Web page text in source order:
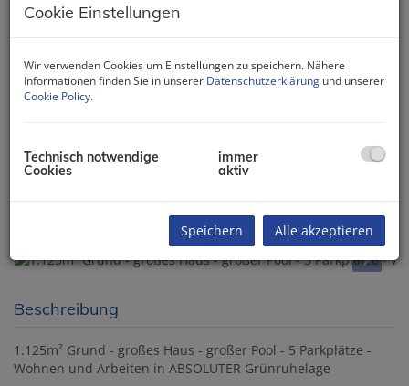
Beschreibung
1.125m² Grund - großes Haus - großer Pool - 5 Parkplätze -
Wohnen und Arbeiten in ABSOLUTER Grünruhelage
Cookie Einstellungen
Wir verwenden Cookies um Einstellungen zu speichern. Nähere
Informationen finden Sie in unserer Datenschutzerklärung und unserer
Cookie Policy.
Technisch notwendige
Cookies
immer
aktiv
Speichern Alle akzeptieren